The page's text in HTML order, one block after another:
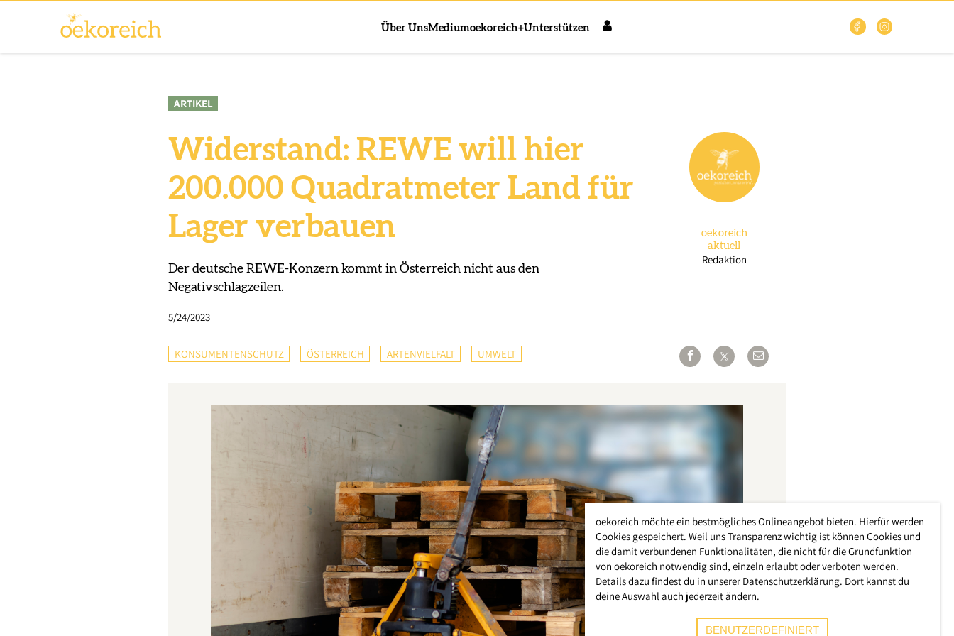
Über UnsMediumoekoreich+Unterstützen
ARTIKEL
Widerstand: REWE will hier
200.000 Quadratmeter Land für
Lager verbauen
Der deutsche REWE-Konzern kommt in Österreich nicht aus den
Negativschlagzeilen.
5/24/2023
oekoreich
aktuell
Redaktion
KONSUMENTENSCHUTZ ÖSTERREICH ARTENVIELFALT UMWELT
oekoreich möchte ein bestmögliches Onlineangebot bieten. Hierfür werden
Cookies gespeichert. Weil uns Transparenz wichtig ist können Cookies und
die damit verbundenen Funktionalitäten, die nicht für die Grundfunktion
von oekoreich notwendig sind, einzeln erlaubt oder verboten werden.
Details dazu findest du in unserer Datenschutzerklärung. Dort kannst du
deine Auswahl auch jederzeit ändern.
BENUTZERDEFINIERT